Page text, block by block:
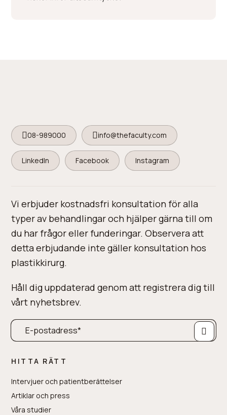
08-989000 info@thefaculty.com
LinkedIn Facebook Instagram
Vi erbjuder kostnadsfri konsultation för alla
typer av behandlingar och hjälper gärna till om
du har frågor eller funderingar. Observera att
detta erbjudande inte gäller konsultation hos
plastikkirurg.
Håll dig uppdaterad genom att registrera dig till
vårt nyhetsbrev.
HITTA RÄTT
Intervjuer och patientberättelser
Artiklar och press
Våra studier